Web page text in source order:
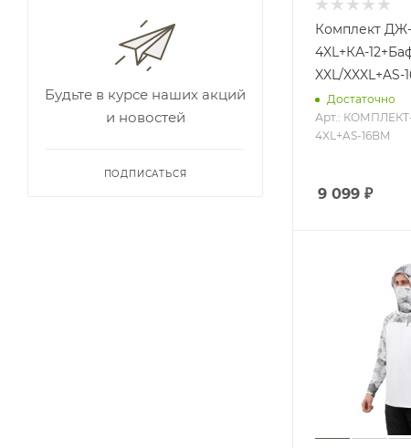
Комплект ДЖ-
4XL+КА-
XXL/XXXL+AS-
Достаточно
Арт.:
4XL+AS-16BM
9 099 ₽
Будьте в курсе наших акций
и новостей
ПОДПИСАТЬСЯ